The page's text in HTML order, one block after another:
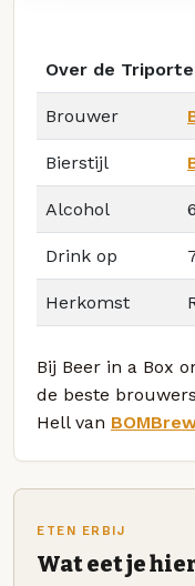
Over de
Brouwer
Bierstijl
Alcohol
Drink op
Herkomst
Bij Beer in a Box
de beste
Hell van
ETEN ERBIJ
Wat eet je